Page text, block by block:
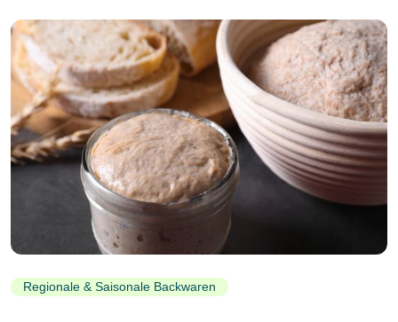
Regionale & Saisonale Backwaren